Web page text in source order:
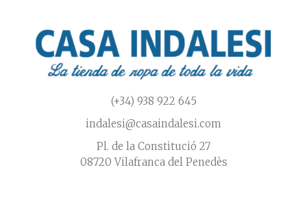
(+34) 938 922 645
indalesi@casaindalesi.com
Pl. de la Constitució 27
08720 Vilafranca del Penedès